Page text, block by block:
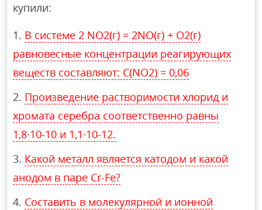
купили:
В системе 2 NO2(г) = 2NO(г) + O2(г)
равновесные концентрации реагирующих
веществ составляют: C(NO2) = 0,06
Произведение растворимости хлорид и
хромата серебра соответственно равны
1,8·10-10 и 1,1·10-12.
Какой металл является катодом и какой
анодом в паре Cr-Fe?
Составить в молекулярной и ионной